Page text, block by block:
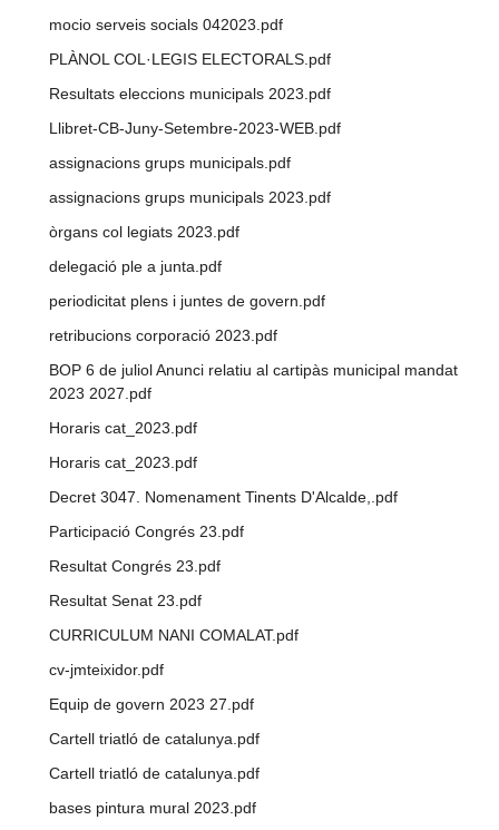
mocio serveis socials 042023.pdf
PLÀNOL COL·LEGIS ELECTORALS.pdf
Resultats eleccions municipals 2023.pdf
Llibret-CB-Juny-Setembre-2023-WEB.pdf
assignacions grups municipals.pdf
assignacions grups municipals 2023.pdf
òrgans col legiats 2023.pdf
delegació ple a junta.pdf
periodicitat plens i juntes de govern.pdf
retribucions corporació 2023.pdf
BOP 6 de juliol Anunci relatiu al cartipàs municipal mandat
2023 2027.pdf
Horaris cat_2023.pdf
Horaris cat_2023.pdf
Decret 3047. Nomenament Tinents D'Alcalde,.pdf
Participació Congrés 23.pdf
Resultat Congrés 23.pdf
Resultat Senat 23.pdf
CURRICULUM NANI COMALAT.pdf
cv-jmteixidor.pdf
Equip de govern 2023 27.pdf
Cartell triatló de catalunya.pdf
Cartell triatló de catalunya.pdf
bases pintura mural 2023.pdf